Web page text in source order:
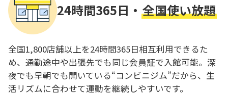
24時間365日・ 全国使い放題
全国1,800店舗以上を24時間365日相互利用できるた
め、通勤途中や出張先でも同じ会員証で入館可能。深
夜でも早朝でも開いている“コンビニジム”だから、生
活リズムに合わせて運動を継続しやすいです。